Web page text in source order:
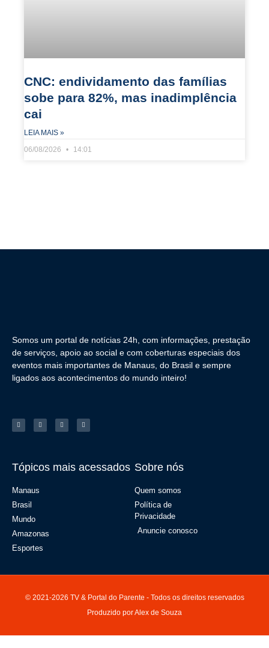
CNC: endividamento das famílias
sobe para 82%, mas inadimplência
cai
LEIA MAIS »
06/08/2026
14:01
Somos um portal de notícias 24h, com informações, prestação
de serviços, apoio ao social e com coberturas especiais dos
eventos mais importantes de Manaus, do Brasil e sempre
ligados aos acontecimentos do mundo inteiro!
Tópicos mais acessados
Manaus
Brasil
Mundo
Amazonas
Esportes
Sobre nós
Quem somos
Política de
Privacidade
Anuncie conosco
© 2021-2026 TV & Portal do Parente - Todos os direitos reservados
Produzido por Alex de Souza